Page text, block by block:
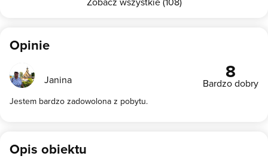
Opinie
Janina 8
Bardzo dobry
Jestem bardzo zadowolona z pobytu.
Opis obiektu